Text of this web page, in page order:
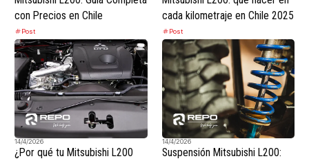
con Precios en Chile
Post
cada kilometraje en Chile 2025
Post
14/4/2026
¿Por qué tu Mitsubishi L200
14/4/2026
Suspensión Mitsubishi L200: